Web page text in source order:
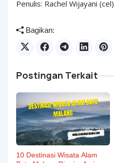
Penulis: Rachel Wijayani (cel)
Bagikan:
Postingan Terkait
10 Destinasi Wisata Alam